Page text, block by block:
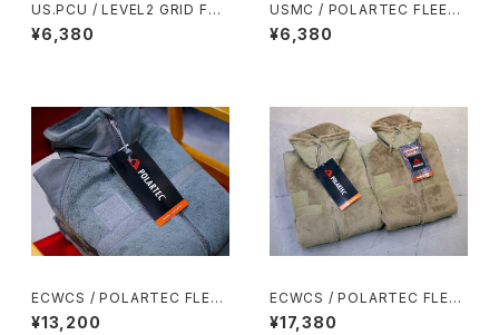
US.PCU / LEVEL2 GRID FLE
ECE MID-WEIGHT SHIRT
¥6,380
USMC / POLARTEC FLEECE
OVERALL
¥6,380
ECWCS / POLARTEC FLEE
CE JKT
¥13,200
ECWCS / POLARTEC FLEE
CE JKT
¥17,380